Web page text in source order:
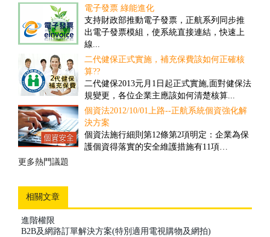
電子發票 綠能進化
支持財政部推動電子發票，正航系列同步推
出電子發票模組，使系統直接連結，快速上
線...
二代健保正式實施，補充保費該如何正確核
算??
二代健保2013元月1日起正式實施,面對健保法
規變更，各位企業主應該如何清楚核算...
個資法2012/10/01上路--正航系統個資強化解
決方案
個資法施行細則第12條第2項明定：企業為保
護個資得落實的安全維護措施有11項…
更多熱門議題
的改革與創新...
撿貨管理之解決方案
對一些客戶多、需求頻率高、送貨時間要求
高的公司而言，撿貨的速度和精確度往往具
有決定性的重要性...
盤點管理之解決方案
舊有的正航盤點流程雖然可提高效率，但卻
忽略經營面的問題，盤點人員在其中可以偷
工，因此易造成成本上的損失...
商品計算面積之管理解決方案
因應企業於商品管理需要以面積計算，來對
其客戶報價並依此作為庫存的管理，所制定
相關文章
進階權限
B2B及網路訂單解決方案(特別適用電視購物及網拍)